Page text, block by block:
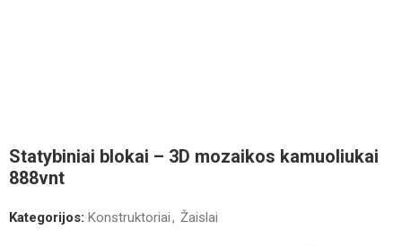
Statybiniai blokai – 3D mozaikos kamuoliukai
888vnt
Kategorijos: Konstruktoriai, Žaislai